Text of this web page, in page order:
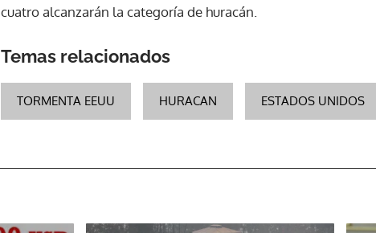
Gracias por suscribirte a
cuatro alcanzarán la categoría de huracán.
Temas relacionados
TORMENTA EEUU HURACAN ESTADOS UNIDOS